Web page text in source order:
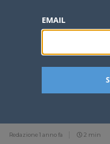
Redazione1 anno fa 2 min
EMAIL